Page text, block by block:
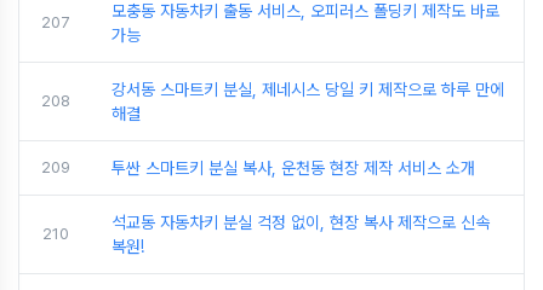
207
모충동 자동차키 출동 서비스, 오피러스 폴딩키 제작도 바로
가능
208
강서동 스마트키 분실, 제네시스 당일 키 제작으로 하루 만에
해결
209 투싼 스마트키 분실 복사, 운천동 현장 제작 서비스 소개
210
석교동 자동차키 분실 걱정 없이, 현장 복사 제작으로 신속
복원!